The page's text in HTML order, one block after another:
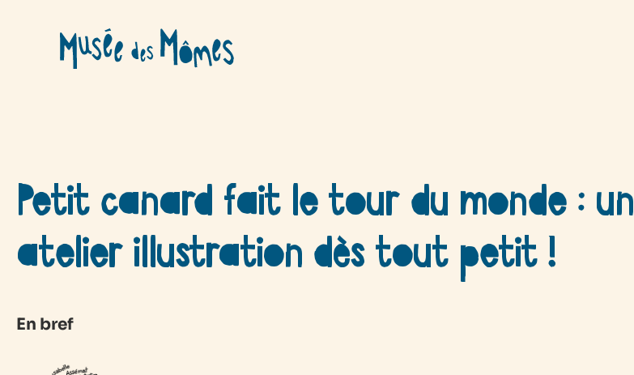
contenu
Petit canard fait le tour du monde : un
atelier illustration dès tout petit !
En bref